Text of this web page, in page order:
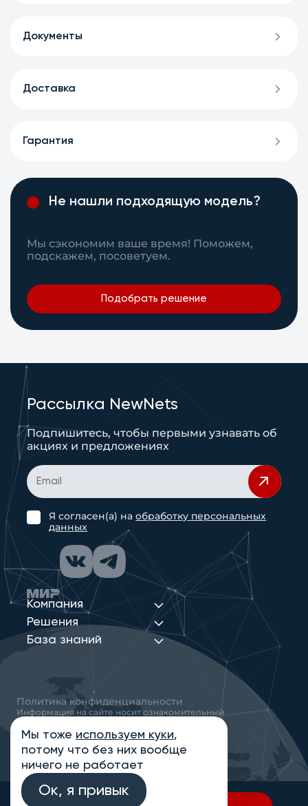
Документы
Доставка
Гарантия
Не нашли подходящую модель?
Мы сэкономим ваше время! Поможем,
подскажем, посоветуем.
Подобрать решение
Компания
Решения
База знаний
Рассылка NewNets
Подпишитесь, чтобы первыми узнавать об
акциях и предложениях
Я согласен(а) наобработку персональных
данных
Политика конфиденциальности
Информация на сайте носит ознакомительный
характер и не является публичной офертой,
определяемой положениями статьи 437
Гражданского кодекса РФ
© 2013-2026 Новые Сети Интеграция
Мы тоже используем куки,
потому что без них вообще
ничего не работает
Ок, я привык